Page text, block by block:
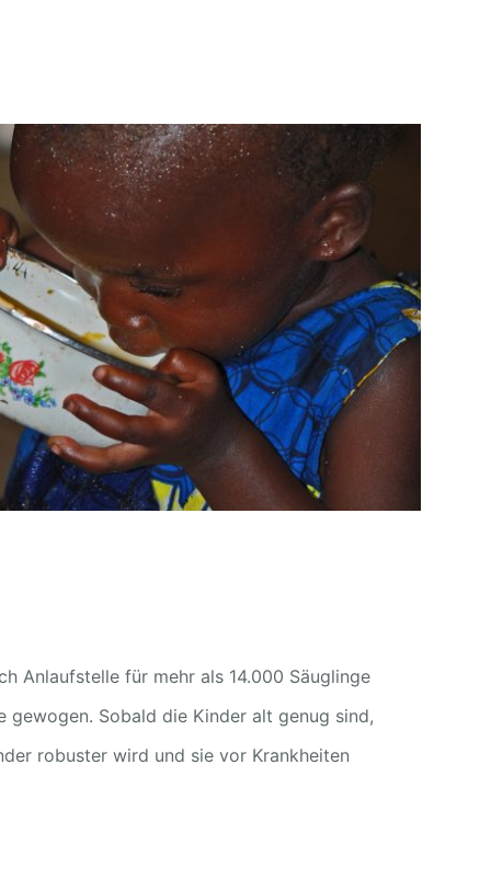
Anlaufstelle für mehr als 14.000 Säuglinge
gewogen. Sobald die Kinder alt genug sind,
robuster wird und sie vor Krankheiten